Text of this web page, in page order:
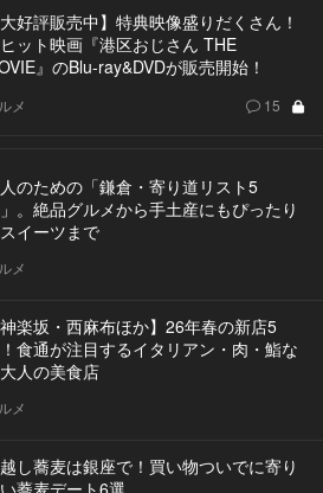
大好評販売中】特典映像盛りだくさん！
ット映画『港区おじさん THE
』のBlu-ray&DVDが販売開始！
メ 15
のための「鎌倉・寄り道リスト5
。絶品グルメから手土産にもぴったり
イーツまで
メ
神楽坂・西麻布ほか】26年春の新店5
食通が注目するイタリアン・肉・鮨な
人の美食店
メ
し蕎麦は銀座で！買い物ついでに寄り
蕎麦デート6選